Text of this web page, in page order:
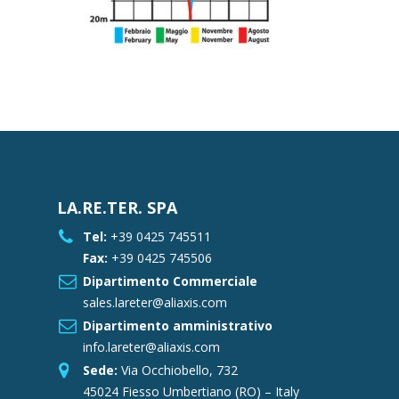
LA.RE.TER. SPA
Tel: +39 0425 745511
Fax: +39 0425 745506
Dipartimento Commerciale
sales.lareter@aliaxis.com
Dipartimento amministrativo
info.lareter@aliaxis.com
Sede: Via Occhiobello, 732
45024 Fiesso Umbertiano (RO) – Italy